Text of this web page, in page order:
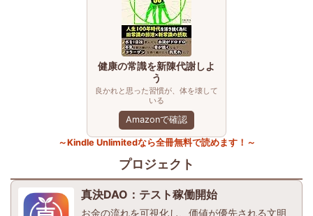
健康の常識を新陳代謝しよ
う
良かれと思った習慣が、体を壊して
いる
Amazonで確認
～Kindle Unlimitedなら全冊無料で読めます！～
プロジェクト
真決DAO：テスト稼働開始
お金の流れを可視化し、価値が優先される文明